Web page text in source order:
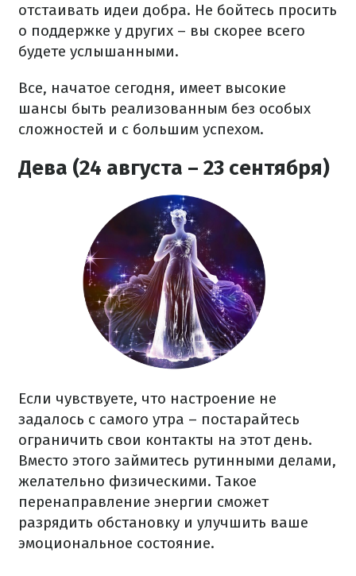
отстаивать идеи добра. Не бойтесь просить
о поддержке у других – вы скорее всего
будете услышанными.
Все, начатое сегодня, имеет высокие
шансы быть реализованным без особых
сложностей и с большим успехом.
Дева (24 августа – 23 сентября)
Если чувствуете, что настроение не
задалось с самого утра – постарайтесь
ограничить свои контакты на этот день.
Вместо этого займитесь рутинными делами,
желательно физическими. Такое
перенаправление энергии сможет
разрядить обстановку и улучшить ваше
эмоциональное состояние.